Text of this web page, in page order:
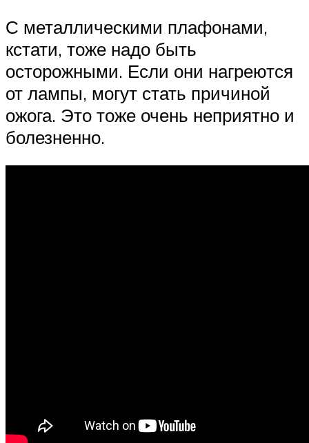
С металлическими плафонами,
кстати, тоже надо быть
осторожными. Если они нагреются
от лампы, могут стать причиной
ожога. Это тоже очень неприятно и
болезненно.